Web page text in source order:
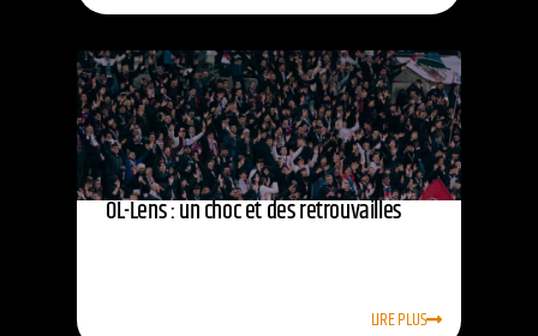
OL-Lens : un choc et des retrouvailles
LIRE PLUS